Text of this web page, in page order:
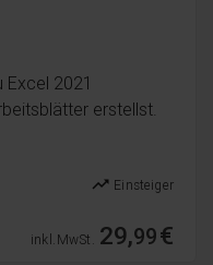
Excel 2021
erstellst.
trending_up Einsteiger
inkl. MwSt. 29,99€